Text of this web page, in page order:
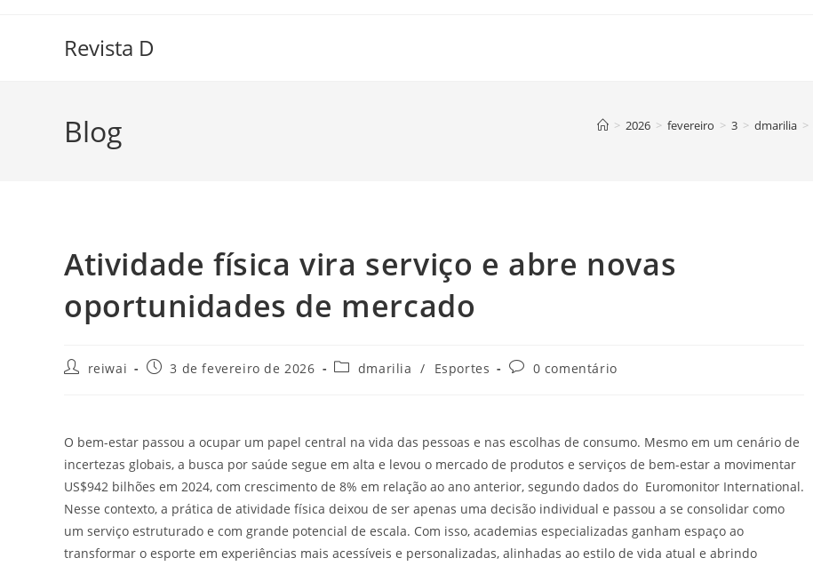
Revista D
Blog > 2026 > fevereiro > 3 > dmarilia >
Atividade física vira serviço e abre novas
oportunidades de mercado
Autorreiwai
Post3 de fevereiro de 2026
Categoria
dmarilia / Esportes
Comentários
0 comentário
O bem-estar passou a ocupar um papel central na vida das pessoas e nas escolhas de consumo. Mesmo em um cenário de
incertezas globais, a busca por saúde segue em alta e levou o mercado de produtos e serviços de bem-estar a movimentar
US$942 bilhões em 2024, com crescimento de 8% em relação ao ano anterior, segundo dados do Euromonitor International.
Nesse contexto, a prática de atividade física deixou de ser apenas uma decisão individual e passou a se consolidar como
um serviço estruturado e com grande potencial de escala. Com isso, academias especializadas ganham espaço ao
transformar o esporte em experiências mais acessíveis e personalizadas, alinhadas ao estilo de vida atual e abrindo